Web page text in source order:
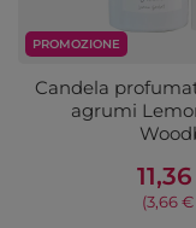
PROMOZIONE
Candela
agrumi
(3,66